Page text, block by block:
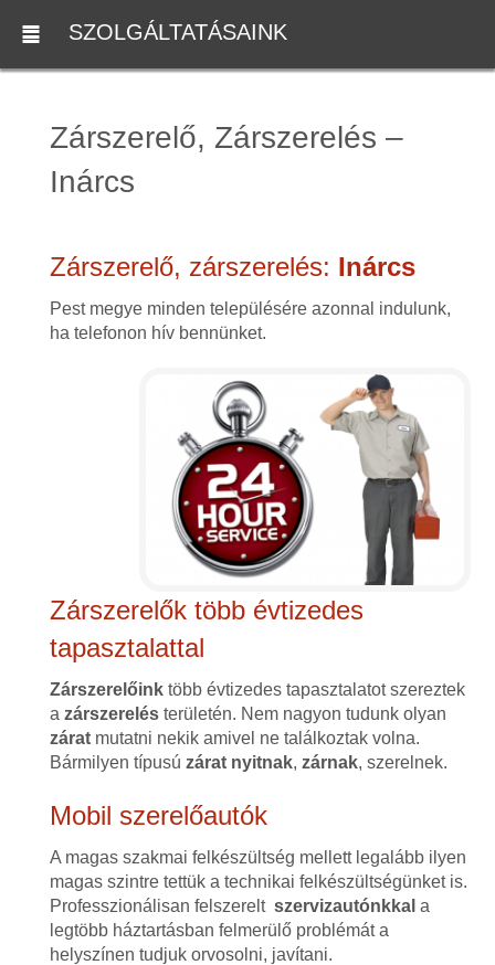
SZOLGÁLTATÁSAINK
Zárszerelő, Zárszerelés –
Inárcs
Zárszerelő, zárszerelés: Inárcs
Pest megye minden településére azonnal indulunk,
ha telefonon hív bennünket.
Zárszerelők több évtizedes
tapasztalattal
Zárszerelőinktöbb évtizedes tapasztalatot szereztek
a zárszerelésterületén. Nem nagyon tudunk olyan
záratmutatni nekik amivel ne találkoztak volna.
Bármilyen típusú zárat nyitnak, zárnak, szerelnek.
Mobil szerelőautók
A magas szakmai felkészültség mellett legalább ilyen
magas szintre tettük a technikai felkészültségünket is.
Professzionálisan felszerelt szervizautónkkal a
legtöbb háztartásban felmerülő problémát a
helyszínen tudjuk orvosolni, javítani.